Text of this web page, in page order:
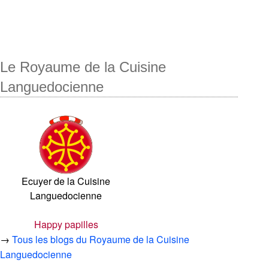
Le Royaume de la Cuisine
Languedocienne
Ecuyer de la Cuisine
Languedocienne
Happy papilles
→Tous les blogs du Royaume de la Cuisine
Languedocienne